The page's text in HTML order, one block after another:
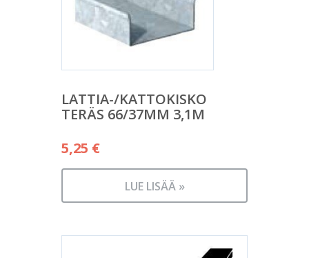
LATTIA-/KATTOKISKO
TERÄS 66/37MM 3,1M
5,25 €
LUE LISÄÄ »